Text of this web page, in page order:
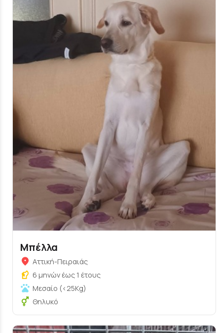
Μπέλλα
Αττική-Πειραιάς
6 μηνών έως 1 έτους
Μεσαίο (<25Kg)
Θηλυκό